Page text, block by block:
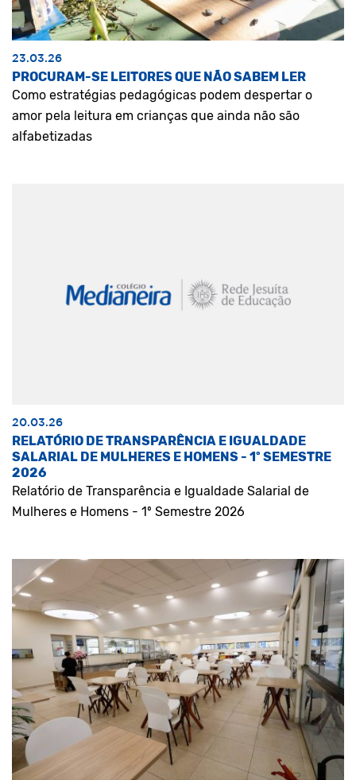
23.03.26
PROCURAM-SE LEITORES QUE NÃO SABEM LER
Como estratégias pedagógicas podem despertar o
amor pela leitura em crianças que ainda não são
alfabetizadas
20.03.26
RELATÓRIO DE TRANSPARÊNCIA E IGUALDADE
SALARIAL DE MULHERES E HOMENS - 1º SEMESTRE
2026
Relatório de Transparência e Igualdade Salarial de
Mulheres e Homens - 1º Semestre 2026